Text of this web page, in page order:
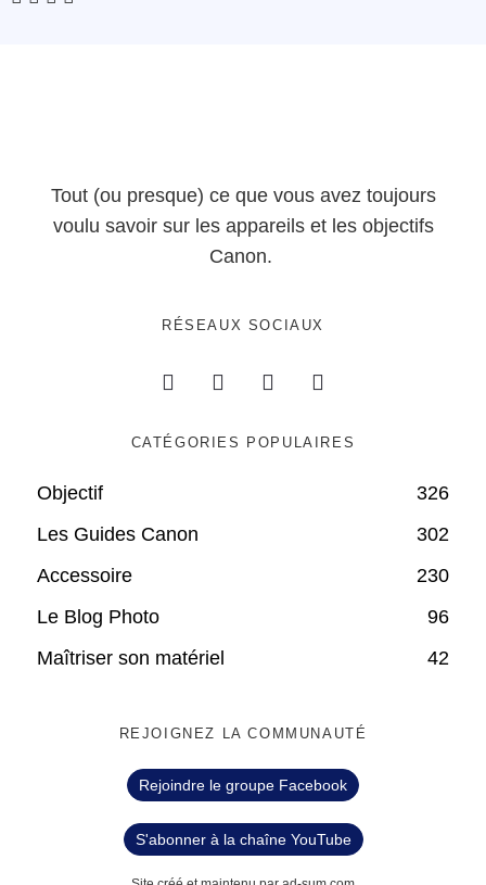
Tout (ou presque) ce que vous avez toujours
voulu savoir sur les appareils et les objectifs
Canon.
RÉSEAUX SOCIAUX
CATÉGORIES POPULAIRES
Objectif
326
Les Guides Canon
302
Accessoire
230
Le Blog Photo
96
Maîtriser son matériel
42
REJOIGNEZ LA COMMUNAUTÉ
Rejoindre le groupe Facebook
S'abonner à la chaîne YouTube